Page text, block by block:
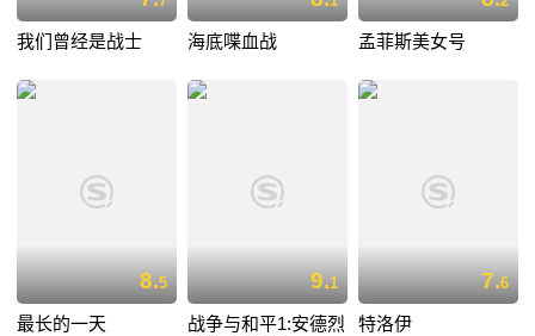
我们曾经是战士 海底喋血战 孟菲斯美女号
8.5
最长的一天
9.1
战争与和平1:安德烈
7.6
特洛伊